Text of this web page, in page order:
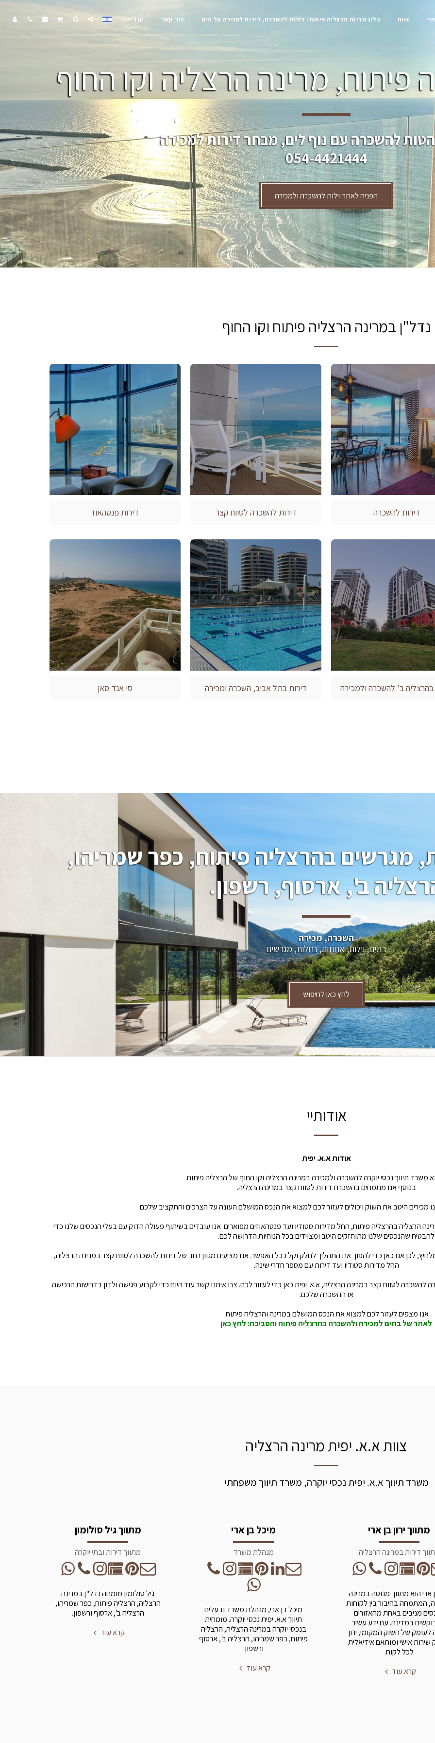
צוות בלוג מרינה הרצליה פיתוח: דירות להשכרה, דירות למכירה על הים צור קשר עוד
פיתוח, מרינה הרצליה וקו החוף
להשכרה עם נוף לים, מבחר דירות למכירה
054-4421444
הפניה לאתר וילות להשכרה ולמכירה
נדל"ן במרינה הרצליה פיתוח וקו החוף
דירות להשכרה דירות להשכרה לטווח קצר דירות פנטהאוז
בהרצליה ב' להשכרה ולמכירה דירות בתל אביב, השכרה ומכירה סי אנד סאן
ב', ארסוף, רשפון.
השכרה, מכירה
בתים, וילות, אחוזות, נחלות, מגרשים
לחץ כאן לחיפוש
אודותיי
אודות א.א. יפית
משרד תיווך נכסי יוקרה להשכרה ולמכירה במרינה הרצליה וקו החוף של הרצליה פיתוח.
בנוסף אנו מתמחים בהשכרת דירות לטווח קצר במרינה הרצליה.
מכירים היטב את השוק ויכולים לעזור לכם למצוא את הנכס המושלם העונה על הצרכים והתקציב שלכם.
הרצליה בהרצליה פיתוח, החל מדירות סטודיו ועד פנטהאוזים מפוארים. אנו עובדים בשיתוף פעולה הדוק עם בעלי הנכסים שלנו כדי
להבטיח שהנכסים שלנו מתוחזקים היטב ומצוידים בכל הנוחיות הדרושה לכם.
לכן אנו כאן כדי להפוך את התהליך לחלק וקל ככל האפשר. אנו מציעים מגוון רחב של דירות להשכרה לטווח קצר במרינה הרצליה,
החל מדירות סטודיו ועד דירות עם מספר חדרי שינה.
להשכרה לטווח קצר במרינה הרצליה, א.א. יפית כאן כדי לעזור לכם. צרו איתנו קשר עוד היום כדי לקבוע פגישה ולדון בדרישות הרכישה
או ההשכרה שלכם.
אנו מצפים לעזור לכם למצוא את הנכס המושלם במרינה והרצליה פיתוח.
לאתר של בתים למכירה ולהשכרה בהרצליה פיתוח והסביבה: לחץ כאן
צוות א.א. יפית מרינה הרצליה
משרד תיווך א.א. יפית נכסי יוקרה, משרד תיווך משפחתי
מתווך ירון בן ארי
דירות במרינה הרצליה
ארי הוא מתווך מנוסה במרינה
המתמחה בחיבור בין לקוחות
מניבים באחת מהאזורים
במדינה. עם ידע עשיר
לעומק של השוק המקומי, ירון
אישי ומותאם אידיאלית
לכל לקוח.
קרא עוד
מיכל בן ארי
מנהלת משרד
מיכל בן ארי, מנהלת משרד ובעלים
תיווך א.א. יפית נכסי יוקרה. מומחית
בנכסי יוקרה במרינה הרצליה, הרצליה
פיתוח, כפר שמריהו, הרצליה ב', ארסוף
ורשפון.
קרא עוד
מתווך גיל סולומון
מתווך דירות ובתי יוקרה
גיל סולומון מומחה נדל"ן במרינה
הרצליה, הרצליה פיתוח, כפר שמריהו,
הרצליה ב', ארסוף ורשפון.
קרא עוד